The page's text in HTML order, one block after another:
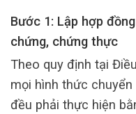
Bước 1: Lập hợp
chứng, chứng thực
Theo quy định tại
mọi hình thức
đều phải thực hiện